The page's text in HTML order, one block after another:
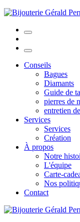
Conseils
Bagues
Diamants
Guide de
pierres de
entretien
Services
Services
Création
À propos
Notre
L'équipe
Carte-
Nos
Contact